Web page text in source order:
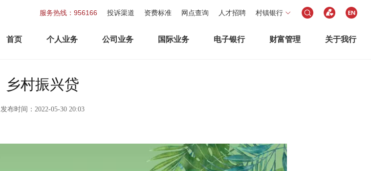
服务热线：956166 投诉渠道 资费标准 网点查询 人才招聘 村镇银行
首页 个人业务 公司业务 国际业务 电子银行 财富管理 关于我行
乡村振兴贷
发布时间：2022-05-30 20:03